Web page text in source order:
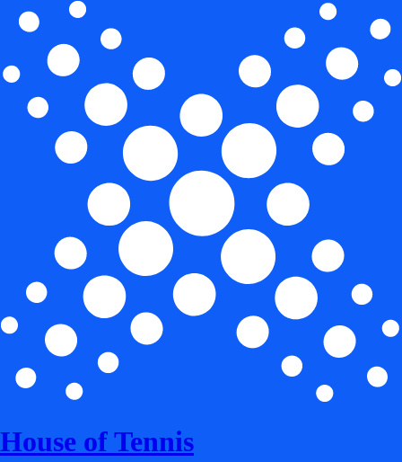
House of Tennis